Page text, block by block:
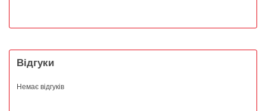
Відгуки
Немає відгуків